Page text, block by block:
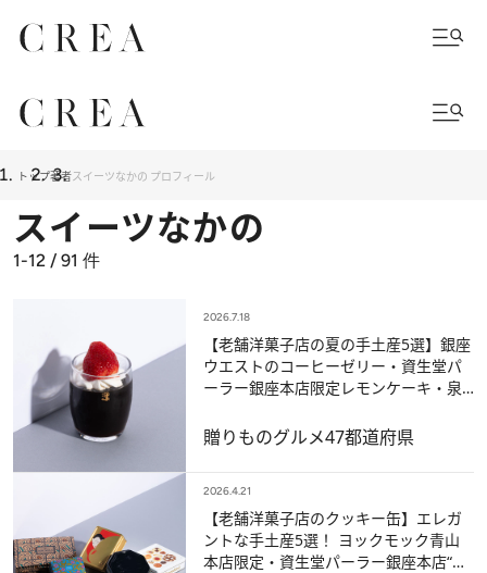
トップ著者スイーツなかの プロフィール
スイーツなかの
1-12 / 91 件
2026.7.18
【老舗洋菓子店の夏の手土産5選】銀座
ウエストのコーヒーゼリー・資生堂パ
ーラー銀座本店限定レモンケーキ・泉
選〉
贈りものグルメ47都道府県
2026.4.21
【老舗洋菓子店のクッキー缶】エレガ
ントな手土産5選！ ヨックモック青山
本店限定・資生堂パーラー銀座本店“黒